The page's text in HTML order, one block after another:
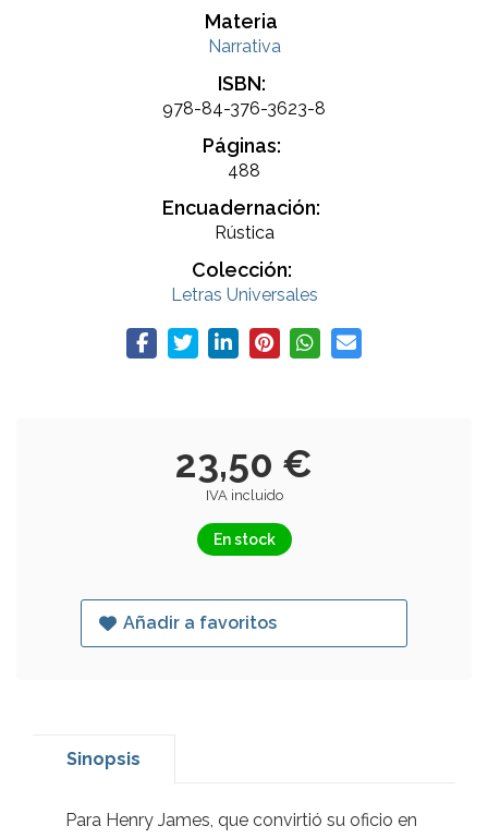
Materia
Narrativa
ISBN:
978-84-376-3623-8
Páginas:
488
Encuadernación:
Rústica
Colección:
Letras Universales
23,50 €
IVA incluido
En stock
Añadir a favoritos
Sinopsis
Para Henry James, que convirtió su oficio en